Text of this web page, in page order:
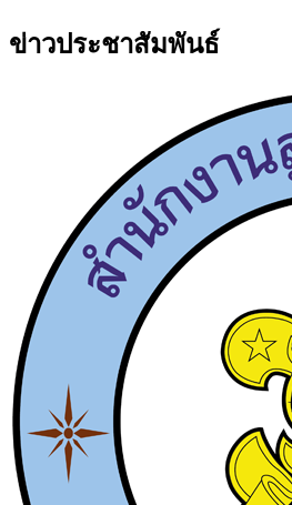
ข่าวประชาสัมพันธ์